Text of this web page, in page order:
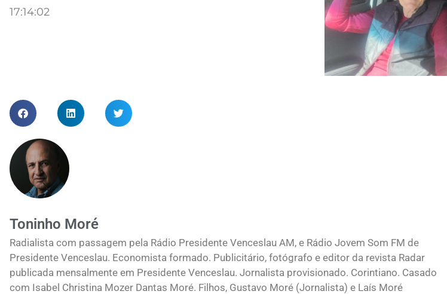
17:14:02
Toninho Moré
Radialista com passagem pela Rádio Presidente Venceslau AM, e Rádio Jovem Som FM de
Presidente Venceslau. Economista formado. Publicitário, fotógrafo e editor da revista Radar
publicada mensalmente em Presidente Venceslau. Jornalista provisionado. Corintiano. Casado
com Isabel Christina Mozer Dantas Moré. Filhos, Gustavo Moré (Jornalista) e Laís Moré